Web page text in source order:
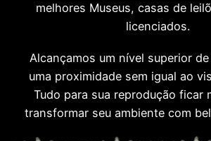
melhores Museus, casas de
licenciados.
Alcançamos um nível superior
uma proximidade sem igual ao
Tudo para sua reprodução ficar
transformar seu ambiente com